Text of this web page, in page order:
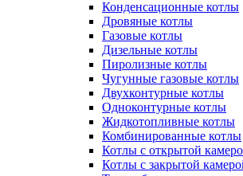
Конденсационные котлы
Дровяные котлы
Газовые котлы
Дизельные котлы
Пиролизные котлы
Чугунные газовые котлы
Двухконтурные котлы
Одноконтурные котлы
Жидкотопливные котлы
Комбинированные котлы
Котлы с открытой
Котлы с закрытой